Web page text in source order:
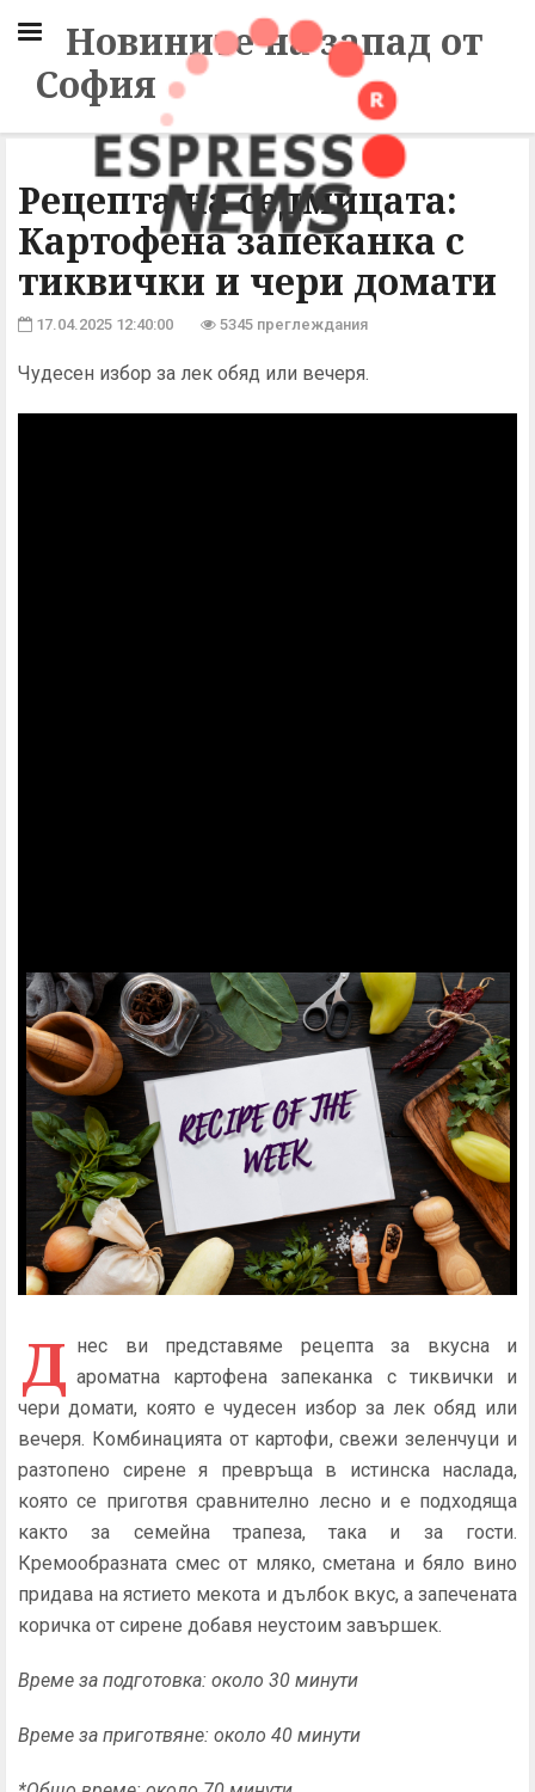
Новините на запад от
София
Рецепта на седмицата:
Картофена запеканка с
тиквички и чери домати
17.04.2025 12:40:00 5345 преглеждания
Чудесен избор за лек обяд или вечеря.
Д нес ви представяме рецепта за вкусна и
ароматна картофена запеканка с тиквички и
чери домати, която е чудесен избор за лек обяд или
вечеря. Комбинацията от картофи, свежи зеленчуци и
разтопено сирене я превръща в истинска наслада,
която се приготвя сравнително лесно и е подходяща
както за семейна трапеза, така и за гости.
Кремообразната смес от мляко, сметана и бяло вино
придава на ястието мекота и дълбок вкус, а запечената
коричка от сирене добавя неустоим завършек.
Време за подготовка: около 30 минути
Време за приготвяне: около 40 минути